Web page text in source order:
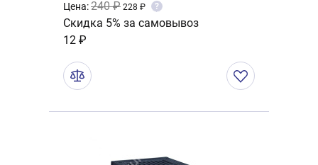
Цена:240 ₽ 228 ₽ ?
Скидка 5% за самовывоз
12 ₽